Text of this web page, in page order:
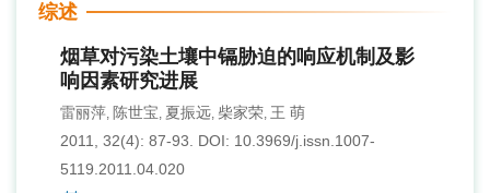
综述
烟草对污染土壤中镉胁迫的响应机制及影
响因素研究进展
雷丽萍, 陈世宝, 夏振远, 柴家荣, 王 萌
2011, 32(4): 87-93.
DOI: 10.3969/j.issn.1007-
5119.2011.04.020